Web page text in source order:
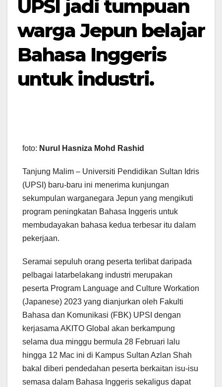
UPSI jadi tumpuan
warga Jepun belajar
Bahasa Inggeris
untuk industri.
foto: Nurul Hasniza Mohd Rashid
Tanjung Malim – Universiti Pendidikan Sultan Idris
(UPSI) baru-baru ini menerima kunjungan
sekumpulan warganegara Jepun yang mengikuti
program peningkatan Bahasa Inggeris untuk
membudayakan bahasa kedua terbesar itu dalam
pekerjaan.
Seramai sepuluh orang peserta terlibat daripada
pelbagai latarbelakang industri merupakan
peserta Program Language and Culture Workation
(Japanese) 2023 yang dianjurkan oleh Fakulti
Bahasa dan Komunikasi (FBK) UPSI dengan
kerjasama AKITO Global akan berkampung
selama dua minggu bermula 28 Februari lalu
hingga 12 Mac ini di Kampus Sultan Azlan Shah
bakal diberi pendedahan peserta berkaitan isu-isu
semasa dalam Bahasa Inggeris sekaligus dapat